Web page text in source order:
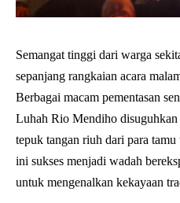
Semangat tinggi dari warga
sepanjang rangkaian acara
Berbagai macam pementasan
Luhah Rio Mendiho disuguhkan
tepuk tangan riuh dari para
ini sukses menjadi wadah
untuk mengenalkan kekayaan